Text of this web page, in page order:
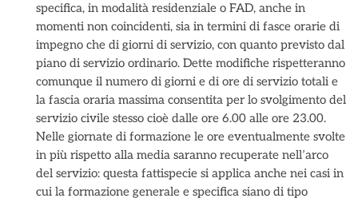
specifica, in modalità residenziale o FAD, anche in
momenti non coincidenti, sia in termini di fasce orarie di
impegno che di giorni di servizio, con quanto previsto dal
piano di servizio ordinario. Dette modifiche rispetteranno
comunque il numero di giorni e di ore di servizio totali e
la fascia oraria massima consentita per lo svolgimento del
servizio civile stesso cioè dalle ore 6.00 alle ore 23.00.
Nelle giornate di formazione le ore eventualmente svolte
in più rispetto alla media saranno recuperate nell’arco
del servizio: questa fattispecie si applica anche nei casi in
cui la formazione generale e specifica siano di tipo